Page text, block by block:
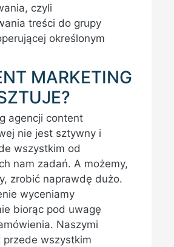
czyli
treści do grupy
określonym
MARKETING
agencji content
nie jest sztywny i
wszystkim od
nam zadań. A możemy,
zrobić naprawdę dużo.
wyceniamy
biorąc pod uwagę
Naszymi
przede wszystkim